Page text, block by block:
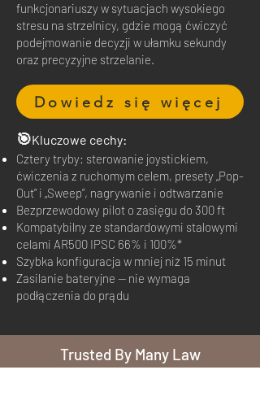
funkcjonariuszy w sytuacjach wysokiego
stresu na strzelnicy, gdzie mogą ćwiczyć
podejmowanie decyzji w ułamku sekundy
oraz precyzyjne strzelanie.
Dowiedz się więcej
🎯Kluczowe cechy:
Cztery tryby: sterowanie joystickiem,
ćwiczenia z ruchomym celem, presety „Pop-
Out” i „Sweep”, nagrywanie i odtwarzanie
Bezprzewodowy pilot o zasięgu do 300 ft
Kompatybilny ze standardowymi stalowymi
celami AR500 IPSC 66% i 100%*
Szybka konfiguracja w mniej niż 15 minut
Zasilanie bateryjne — nie wymaga
podłączenia do prądu
Trusted By Many Law